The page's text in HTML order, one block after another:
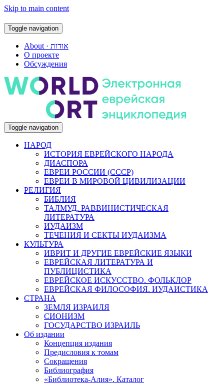
Skip to main content
Toggle navigation
About · אודות
О проекте
Обсуждения
Toggle navigation
НАРОД
ИСТОРИЯ ЕВРЕЙСКОГО НАРОДА
ДИАСПОРА
ЕВРЕИ РОССИИ (СССР)
ЕВРЕИ В МИРОВОЙ ЦИВИЛИЗАЦИИ
РЕЛИГИЯ
БИБЛИЯ
ТАЛМУД. РАВВИНИСТИЧЕСКАЯ
ЛИТЕРАТУРА
ИУДАИЗМ
ТЕЧЕНИЯ И СЕКТЫ ИУДАИЗМА
КУЛЬТУРА
ИВРИТ И ДРУГИЕ ЕВРЕЙСКИЕ ЯЗЫКИ
ЕВРЕЙСКАЯ ЛИТЕРАТУРА И
ПУБЛИЦИСТИКА
ЕВРЕЙСКОЕ ИСКУССТВО. ФОЛЬКЛОР
ЕВРЕЙСКАЯ ФИЛОСОФИЯ. ИУДАИСТИКА
СТРАНА
ЗЕМЛЯ ИЗРАИЛЯ
СИОНИЗМ
ГОСУДАРСТВО ИЗРАИЛЬ
Об издании
Концепция издания
Предисловия к томам
Сокращения
Библиография
«Библиотека-Алия». Каталог